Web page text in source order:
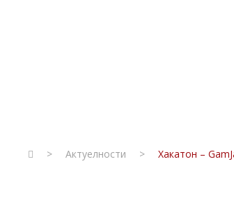
> Актуелности > Хакатон –